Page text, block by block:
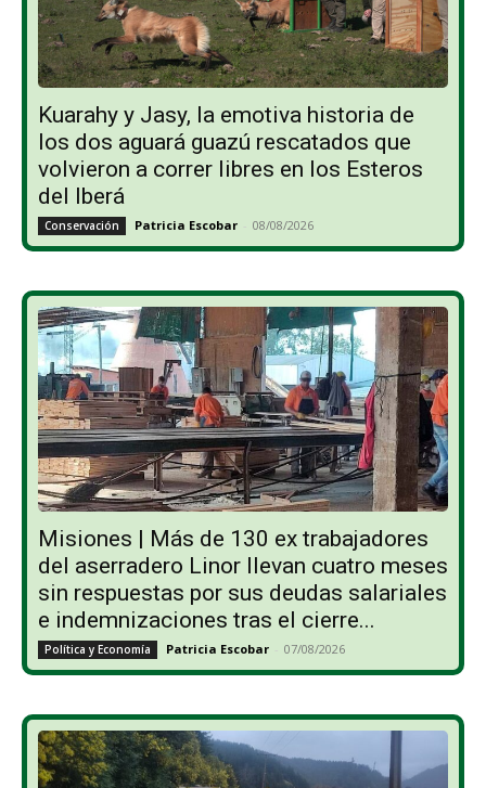
Kuarahy y Jasy, la emotiva historia de
los dos aguará guazú rescatados que
volvieron a correr libres en los Esteros
del Iberá
Conservación Patricia Escobar - 08/08/2026
Misiones | Más de 130 ex trabajadores
del aserradero Linor llevan cuatro meses
sin respuestas por sus deudas salariales
e indemnizaciones tras el cierre...
Política y Economía Patricia Escobar - 07/08/2026